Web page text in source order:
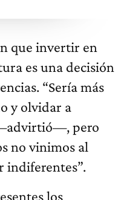
que invertir en
es una decisión
“Sería más
y olvidar a
pero
no vinimos al
indiferentes”.
los